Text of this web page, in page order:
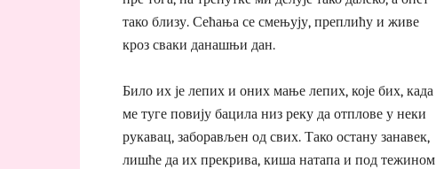
тако близу. Сећања се смењују, преплићу и живе
кроз сваки данашњи дан.
Било их је лепих и оних мање лепих, које бих, када
ме туге повију бацила низ реку да отплове у неки
рукавац, заборављен од свих. Тако остану занавек,
лишће да их прекрива, киша натапа и под тежином